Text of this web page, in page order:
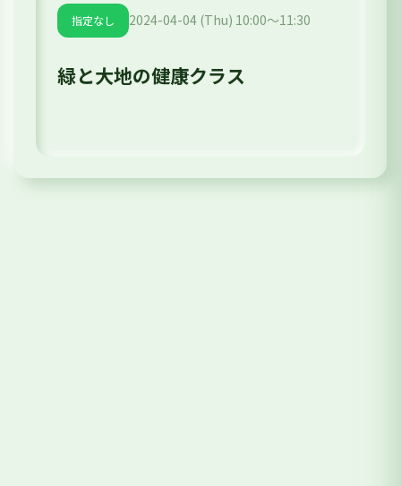
指定なし 2024-04-04 (Thu) 10:00～11:30
緑と大地の健康クラス